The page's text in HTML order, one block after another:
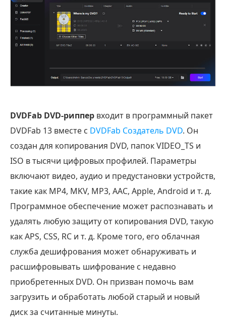
DVDFab DVD-риппер входит в программный пакет
DVDFab 13 вместе с DVDFab Создатель DVD. Он
создан для копирования DVD, папок VIDEO_TS и
ISO в тысячи цифровых профилей. Параметры
включают видео, аудио и предустановки устройств,
такие как MP4, MKV, MP3, AAC, Apple, Android и т. д.
Программное обеспечение может распознавать и
удалять любую защиту от копирования DVD, такую
как APS, CSS, RC и т. д. Кроме того, его облачная
служба дешифрования может обнаруживать и
расшифровывать шифрование с недавно
приобретенных DVD. Он призван помочь вам
загрузить и обработать любой старый и новый
диск за считанные минуты.